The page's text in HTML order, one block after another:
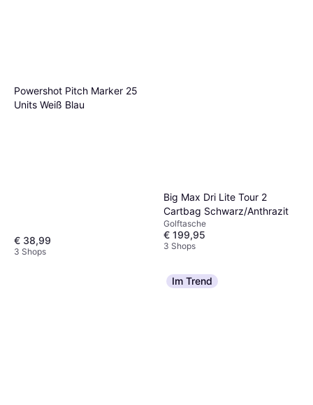
Powershot Pitch Marker 25
Units Weiß Blau
€ 38,99
3 Shops
Big Max Dri Lite Tour 2
Cartbag Schwarz/Anthrazit
Golftasche
€ 199,95
3 Shops
Im Trend